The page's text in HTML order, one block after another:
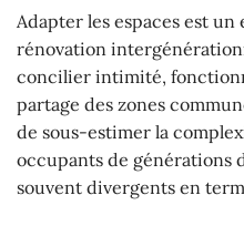
Adapter les espaces est un
rénovation
concilier intimité,
partage des zones
de sous-estimer la
occupants de générations
souvent divergents en